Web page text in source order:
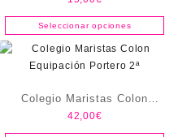
Seleccionar opciones
Colegio Maristas Colon
Equipación Portero 2ª
42,00€